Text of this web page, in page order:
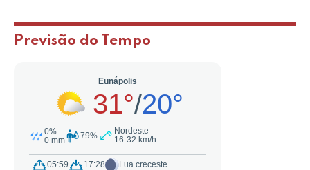
Previsão do Tempo